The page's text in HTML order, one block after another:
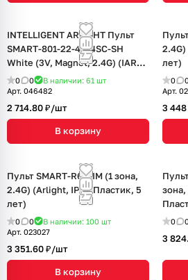
INTELLIGENT ARLIGHT Пульт
SMART-801-22-4G-4SC-SH
White (3V, Magnet, 2.4G) (IARL,
IP20 Пластик, 5 лет)
0 0 В наличии: 61 шт
Арт. 046482
2 714.80 ₽/шт
В корзину
лет)
0
Арт.
3
Пульт SMART-R6-DIM (1 зона,
2.4G) (Arlight, IP20 Пластик, 5
лет)
0 0 В наличии: 100 шт
Арт. 023027
3 351.60 ₽/шт
В корзину
0
3